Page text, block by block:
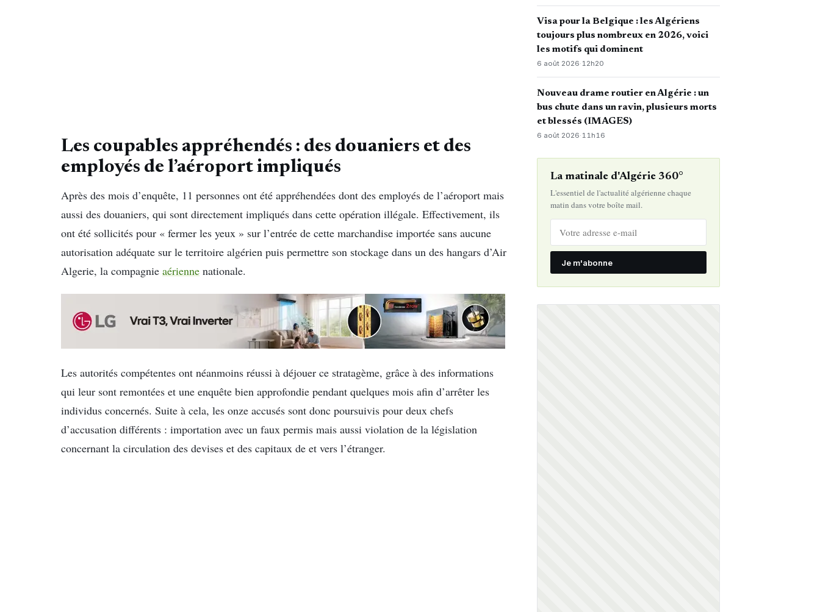
Les coupables appréhendés : des douaniers et des
employés de l’aéroport impliqués
Après des mois d’enquête, 11 personnes ont été appréhendées dont des employés de l’aéroport mais
aussi des douaniers, qui sont directement impliqués dans cette opération illégale. Effectivement, ils
ont été sollicités pour « fermer les yeux » sur l’entrée de cette marchandise importée sans aucune
autorisation adéquate sur le territoire algérien puis permettre son stockage dans un des hangars d’Air
Algerie, la compagnie aérienne nationale.
Les autorités compétentes ont néanmoins réussi à déjouer ce stratagème, grâce à des informations
qui leur sont remontées et une enquête bien approfondie pendant quelques mois afin d’arrêter les
individus concernés. Suite à cela, les onze accusés sont donc poursuivis pour deux chefs
d’accusation différents : importation avec un faux permis mais aussi violation de la législation
concernant la circulation des devises et des capitaux de et vers l’étranger.
Visa pour la Belgique : les Algériens
toujours plus nombreux en 2026, voici
les motifs qui dominent
6 août 2026·12h20
Nouveau drame routier en Algérie : un
bus chute dans un ravin, plusieurs morts
et blessés (IMAGES)
6 août 2026· 11h16
La matinale d'Algérie 360°
L'essentiel de l'actualité algérienne chaque
matin dans votre boîte mail.
Je m'abonne